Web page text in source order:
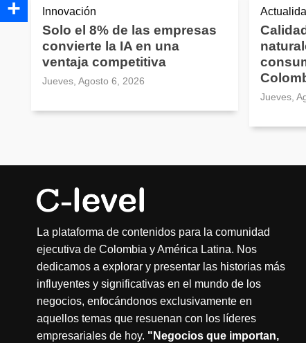
Innovación
Solo el 8% de las empresas
convierte la IA en una
ventaja competitiva
Jueves, Agosto 6, 2026
Jueves,
La plataforma de contenidos para la comunidad
ejecutiva de Colombia y América Latina. Nos
dedicamos a explorar y presentar las historias más
influyentes y significativas en el mundo de los
negocios, enfocándonos exclusivamente en
aquellos temas que resuenan con los líderes
empresariales de hoy. "Negocios que importan,